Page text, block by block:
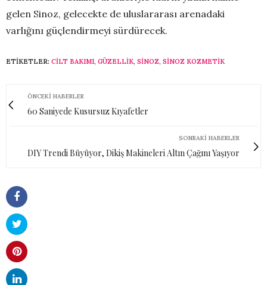
gelen Sinoz, gelecekte de uluslararası arenadaki
varlığını güçlendirmeyi sürdürecek.
ETIKETLER: CILT BAKIMI, GÜZELLIK, SINOZ, SINOZ KOZMETIK
ÖNCEKI HABERLER
60 Saniyede Kusursuz Kıyafetler
SONRAKI HABERLER
DIY Trendi Büyüyor, Dikiş Makineleri Altın Çağını Yaşıyor